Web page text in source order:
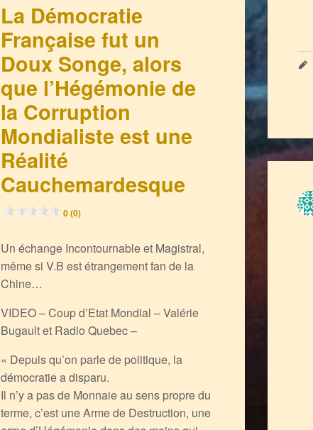
La Démocratie
Française fut un
Doux Songe, alors
que l’Hégémonie de
la Corruption
Mondialiste est une
Réalité
Cauchemardesque
0 (0)
Un échange Incontournable et Magistral,
même si V.B est étrangement fan de la
Chine…
VIDEO – Coup d’Etat Mondial – Valérie
Bugault et Radio Quebec –
« Depuis qu’on parle de politique, la
démocratie a disparu.
Il n’y a pas de Monnaie au sens propre du
terme, c’est une Arme de Destruction, une